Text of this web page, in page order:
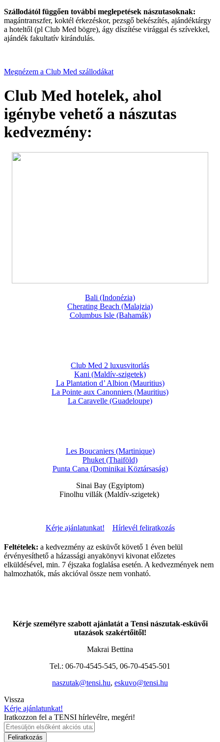
Szállodától függően további meglepetések nászutasoknak:
magántranszfer, koktél érkezéskor, pezsgő bekészítés, ajándéktárgy
a hoteltől (pl Club Med bögre), ágy díszítése virággal és szívekkel,
ajándék fakultatív kirándulás.
Megnézem a Club Med szállodákat
Club Med hotelek, ahol
igénybe vehető a nászutas
kedvezmény:
Bali (Indonézia)
Cherating Beach (Malajzia)
Columbus Isle (Bahamák)
Club Med 2 luxusvitorlás
Kani (Maldív-szigetek)
La Plantation d’ Albion (Mauritius)
La Pointe aux Canonniers (Mauritius)
La Caravelle (Guadeloupe)
Les Boucaniers (Martinique)
Phuket (Thaiföld)
Punta Cana (Dominikai Köztársaság)
Sinai Bay (Egyiptom)
Finolhu villák (Maldív-szigetek)
Kérje ajánlatunkat! Hírlevél feliratkozás
Feltételek: a kedvezmény az esküvőt követő 1 éven belül
érvényesíthető a házassági anyakönyvi kivonat előzetes
elküldésével, min. 7 éjszaka foglalása esetén. A kedvezmények nem
halmozhatók, más akcióval össze nem vonható.
Kérje személyre szabott ajánlatát a Tensi nászutak-esküvői
utazások szakértőitől!
Makrai Bettina
Tel.: 06-70-4545-545, 06-70-4545-501
naszutak@tensi.hu, eskuvo@tensi.hu
Vissza
Kérje ajánlatunkat!
Iratkozzon fel a TENSI hírlevélre, megéri!
Feliratkozás